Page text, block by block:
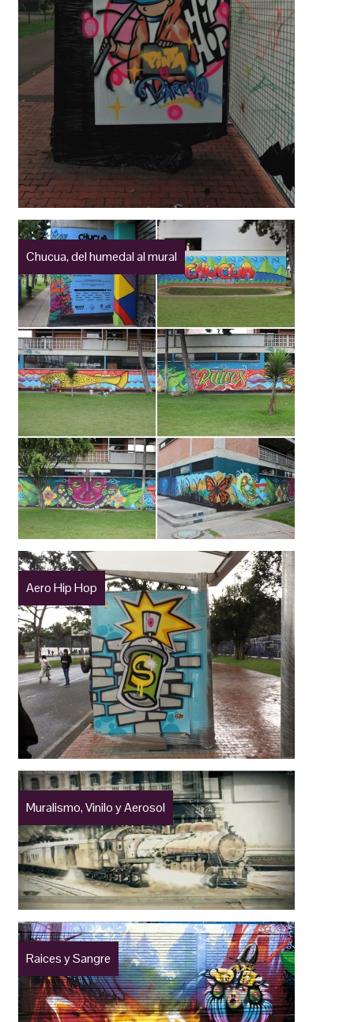
Chucua, del humedal al mural
Aero Hip Hop
Muralismo, Vinilo y Aerosol
Raices y Sangre